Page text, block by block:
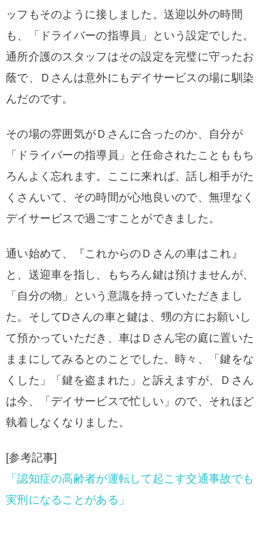
ッフもそのように接しました。送迎以外の時間
も、「ドライバーの指導員」という設定でした。
通所介護のスタッフはその設定を完璧に守ったお
蔭で、Ｄさんは意外にもデイサービスの場に馴染
んだのです。
その場の雰囲気がＤさんに合ったのか、自分が
「ドライバーの指導員」と任命されたことももち
ろんよく忘れます。ここに来れば、話し相手がた
くさんいて、その時間が心地良いので、無理なく
デイサービスで過ごすことができました。
通い始めて、『これからのＤさんの車はこれ』
と、送迎車を指し、もちろん鍵は預けませんが、
「自分の物」という意識を持っていただきまし
た。そしてDさんの車と鍵は、甥の方にお願いし
て預かっていただき、車はＤさん宅の庭に置いた
ままにしてみるとのことでした。時々、「鍵をな
くした」「鍵を盗まれた」と訴えますが、Ｄさん
は今、「デイサービスで忙しい」ので、それほど
執着しなくなりました。
[参考記事]
「認知症の高齢者が運転して起こす交通事故でも
実刑になることがある」